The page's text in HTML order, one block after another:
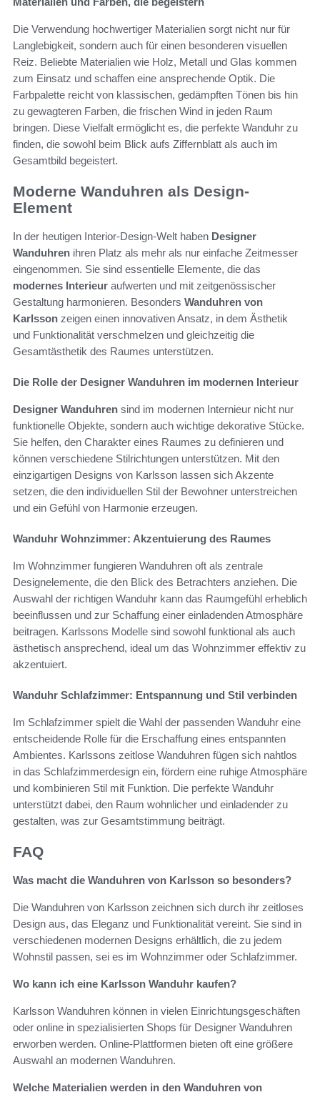
Die Verwendung hochwertiger Materialien sorgt nicht nur für
Langlebigkeit, sondern auch für einen besonderen visuellen
Reiz. Beliebte Materialien wie Holz, Metall und Glas kommen
zum Einsatz und schaffen eine ansprechende Optik. Die
Farbpalette reicht von klassischen, gedämpften Tönen bis hin
zu gewagteren Farben, die frischen Wind in jeden Raum
bringen. Diese Vielfalt ermöglicht es, die perfekte Wanduhr zu
finden, die sowohl beim Blick aufs Ziffernblatt als auch im
Gesamtbild begeistert.
Moderne Wanduhren als Design-
Element
In der heutigen Interior-Design-Welt haben Designer
Wanduhren ihren Platz als mehr als nur einfache Zeitmesser
eingenommen. Sie sind essentielle Elemente, die das
modernes Interieur aufwerten und mit zeitgenössischer
Gestaltung harmonieren. Besonders Wanduhren von
Karlsson zeigen einen innovativen Ansatz, in dem Ästhetik
und Funktionalität verschmelzen und gleichzeitig die
Gesamtästhetik des Raumes unterstützen.
Die Rolle der Designer Wanduhren im modernen Interieur
Designer Wanduhren sind im modernen Internieur nicht nur
funktionelle Objekte, sondern auch wichtige dekorative Stücke.
Sie helfen, den Charakter eines Raumes zu definieren und
können verschiedene Stilrichtungen unterstützen. Mit den
einzigartigen Designs von Karlsson lassen sich Akzente
setzen, die den individuellen Stil der Bewohner unterstreichen
und ein Gefühl von Harmonie erzeugen.
Wanduhr Wohnzimmer: Akzentuierung des Raumes
Im Wohnzimmer fungieren Wanduhren oft als zentrale
Designelemente, die den Blick des Betrachters anziehen. Die
Auswahl der richtigen Wanduhr kann das Raumgefühl erheblich
beeinflussen und zur Schaffung einer einladenden Atmosphäre
beitragen. Karlssons Modelle sind sowohl funktional als auch
ästhetisch ansprechend, ideal um das Wohnzimmer effektiv zu
akzentuiert.
Wanduhr Schlafzimmer: Entspannung und Stil verbinden
Im Schlafzimmer spielt die Wahl der passenden Wanduhr eine
entscheidende Rolle für die Erschaffung eines entspannten
Ambientes. Karlssons zeitlose Wanduhren fügen sich nahtlos
in das Schlafzimmerdesign ein, fördern eine ruhige Atmosphäre
und kombinieren Stil mit Funktion. Die perfekte Wanduhr
unterstützt dabei, den Raum wohnlicher und einladender zu
gestalten, was zur Gesamtstimmung beiträgt.
FAQ
Was macht die Wanduhren von Karlsson so besonders?
Die Wanduhren von Karlsson zeichnen sich durch ihr zeitloses
Design aus, das Eleganz und Funktionalität vereint. Sie sind in
verschiedenen modernen Designs erhältlich, die zu jedem
Wohnstil passen, sei es im Wohnzimmer oder Schlafzimmer.
Wo kann ich eine Karlsson Wanduhr kaufen?
Karlsson Wanduhren können in vielen Einrichtungsgeschäften
oder online in spezialisierten Shops für Designer Wanduhren
erworben werden. Online-Plattformen bieten oft eine größere
Auswahl an modernen Wanduhren.
Welche Materialien werden in den Wanduhren von